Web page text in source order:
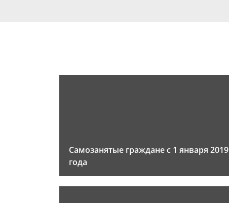
Самозанятые граждане с 1 января 2019
года